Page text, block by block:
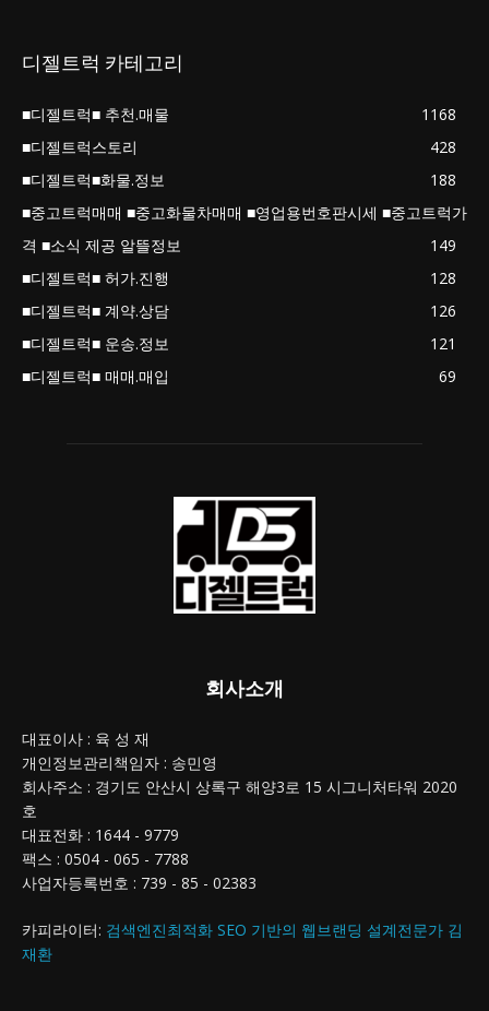
디젤트럭 카테고리
■디젤트럭■ 추천.매물
1168
■디젤트럭스토리
428
■디젤트럭■화물.정보
188
■중고트럭매매 ■중고화물차매매 ■영업용번호판시세 ■중고트럭가
격 ■소식 제공 알뜰정보
149
■디젤트럭■ 허가.진행
128
■디젤트럭■ 계약.상담
126
■디젤트럭■ 운송.정보
121
■디젤트럭■ 매매.매입
69
회사소개
대표이사 : 육 성 재
개인정보관리책임자 : 송민영
회사주소 : 경기도 안산시 상록구 해양3로 15 시그니처타워 2020
호
대표전화 : 1644 - 9779
팩스 : 0504 - 065 - 7788
사업자등록번호 : 739 - 85 - 02383
카피라이터: 검색엔진최적화 SEO 기반의 웹브랜딩 설계전문가 김
재환